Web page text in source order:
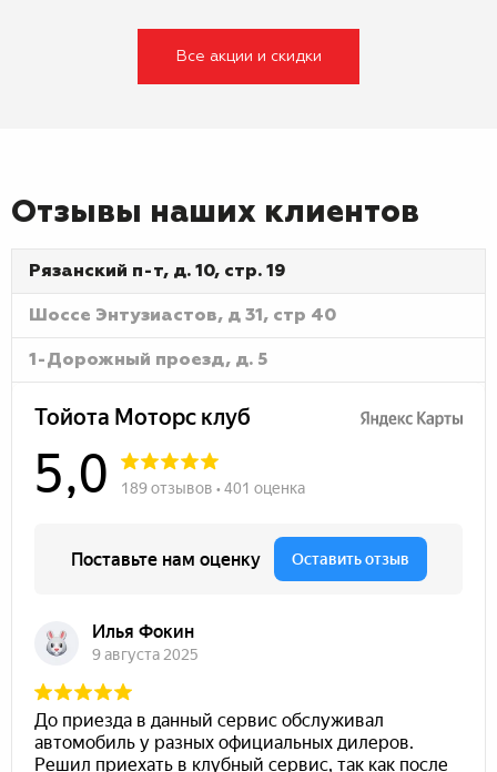
Все акции и скидки
Отзывы наших клиентов
Рязанский п-т, д. 10, стр. 19
Шоссе Энтузиастов, д 31, стр 40
1-Дорожный проезд, д. 5